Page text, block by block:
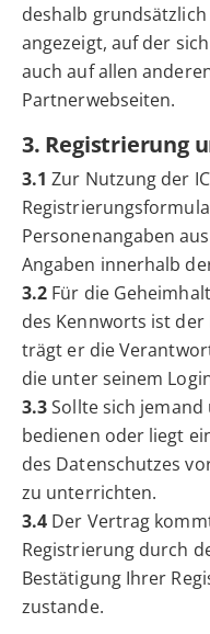
deshalb
angezeigt, auf der
auch auf allen
Partnerwebseiten.
3. Registrierung
3.1 Zur Nutzung der
Personenangaben
Angaben innerhalb
3.2 Für die
des Kennworts ist
trägt er die
die unter seinem
3.3Sollte sich jemand
bedienen oder liegt
des Datenschutzes
zu unterrichten.
3.4 Der Vertrag
Registrierung durch
Bestätigung Ihrer
zustande.